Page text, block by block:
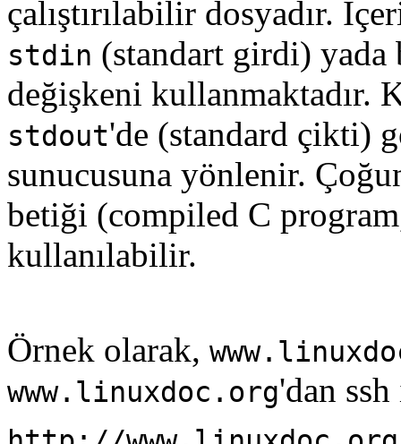
çalıştırılabilir dosyadır.
stdin (standart girdi)
değişkeni kullanmaktadır.
stdout'de (standard çikti)
sunucusuna yönlenir.
betiği (compiled C
kullanılabilir.
Örnek olarak,
www.linuxdoc.org'dan